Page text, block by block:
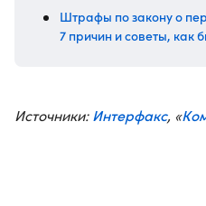
Штрафы по закону о
7 причин и советы, как
Источники:Интерфакс, «